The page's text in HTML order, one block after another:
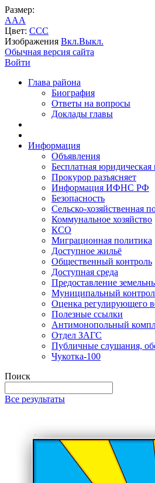
Размер:
AAA
Цвет: CCC
Изображения Вкл.Выкл.
Обычная версия сайта
Войти
Глава района
Биография
Ответы на вопросы
Доклады главы
Информация
Объявления
Бесплатная
Прокурор разъясняет
Информация ИФНС РФ
Безопасность
Сельско-хозяйственная
Коммунальное хозяйство
КСО
Миграционная политика
Доступное жильё
Общественный контроль
Доступная среда
Предоставление
Муниципальный
Оценка регулирующего
Полезные ссылки
Антимонопольный
Отдел ЗАГС
Публичные слушания,
Чукотка-100
Поиск
Все результаты